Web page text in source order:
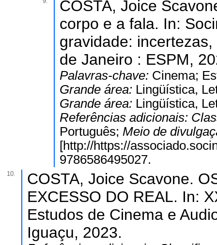
COSTA, Joice
corpo e a fala. In:
gravidade:
de Janeiro : ESPM,
Palavras-chave: Cinema;
Grande área: Lingüística,
Grande área: Lingüística,
Referências adicionais:
Português; Meio de
[http://https://
9786586495027.
10.
COSTA, Joice Scavone.
EXCESSO DO REAL. In:
Estudos de Cinema e
Iguaçu, 2023.